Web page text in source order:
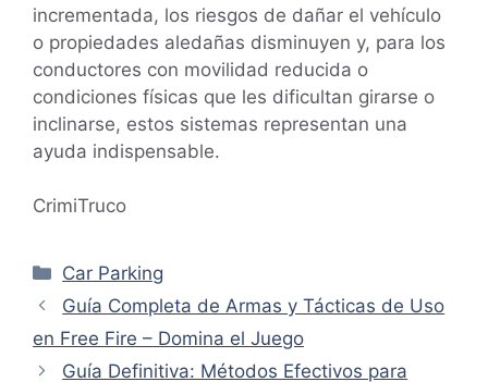
incrementada, los riesgos de dañar el vehículo
o propiedades aledañas disminuyen y, para los
conductores con movilidad reducida o
condiciones físicas que les dificultan girarse o
inclinarse, estos sistemas representan una
ayuda indispensable.
CrimiTruco
Categorías
Car Parking
Guía Completa de Armas y Tácticas de Uso
en Free Fire – Domina el Juego
Guía Definitiva: Métodos Efectivos para